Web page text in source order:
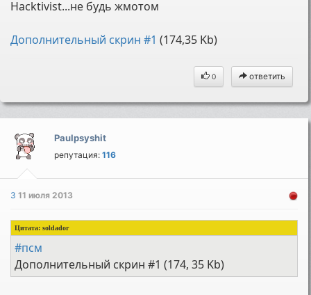
Hacktivist...не будь жмотом
Дополнительный скрин #1 (174,35 Kb)
0 ответить
Paulpsyshit
репутация:116
311 июля 2013
Цитата:soldador
#псм
Дополнительный скрин #1 (174, 35 Kb)